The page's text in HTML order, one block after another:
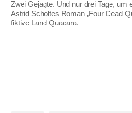
Zwei Gejagte. Und nur drei Tage, um
Astrid Scholtes Roman „Four Dead
fiktive Land Quadara.